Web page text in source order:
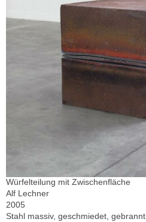
Würfelteilung mit Zwischenfläche
Alf Lechner
2005
Stahl massiv, geschmiedet, gebrannt